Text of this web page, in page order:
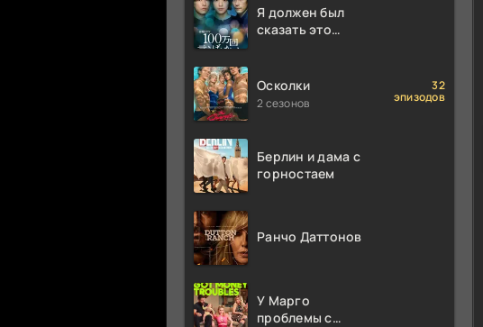
Я должен был
сказать это
Осколки
2 сезонов
32
эпизодов
Берлин и дама с
горностаем
Ранчо Даттонов
У Марго
проблемы с